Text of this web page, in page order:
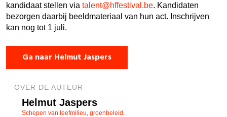
kandidaat stellen via talent@hffestival.be. Kandidaten
bezorgen daarbij beeldmateriaal van hun act. Inschrijven
kan nog tot 1 juli.
Ga naar Helmut Jaspers
OVER DE AUTEUR
Helmut Jaspers
Schepen van leefmilieu, groenbeleid,